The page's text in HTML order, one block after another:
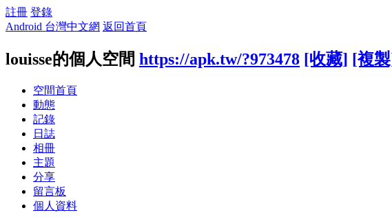
註冊 登錄
Android 台灣中文網 返回首頁
louisse的個人空間 https://apk.tw/?973478 [收藏] [複
空間首頁
動態
記錄
日誌
相冊
主題
分享
留言板
個人資料